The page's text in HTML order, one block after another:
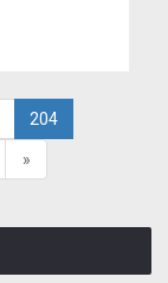
204
»